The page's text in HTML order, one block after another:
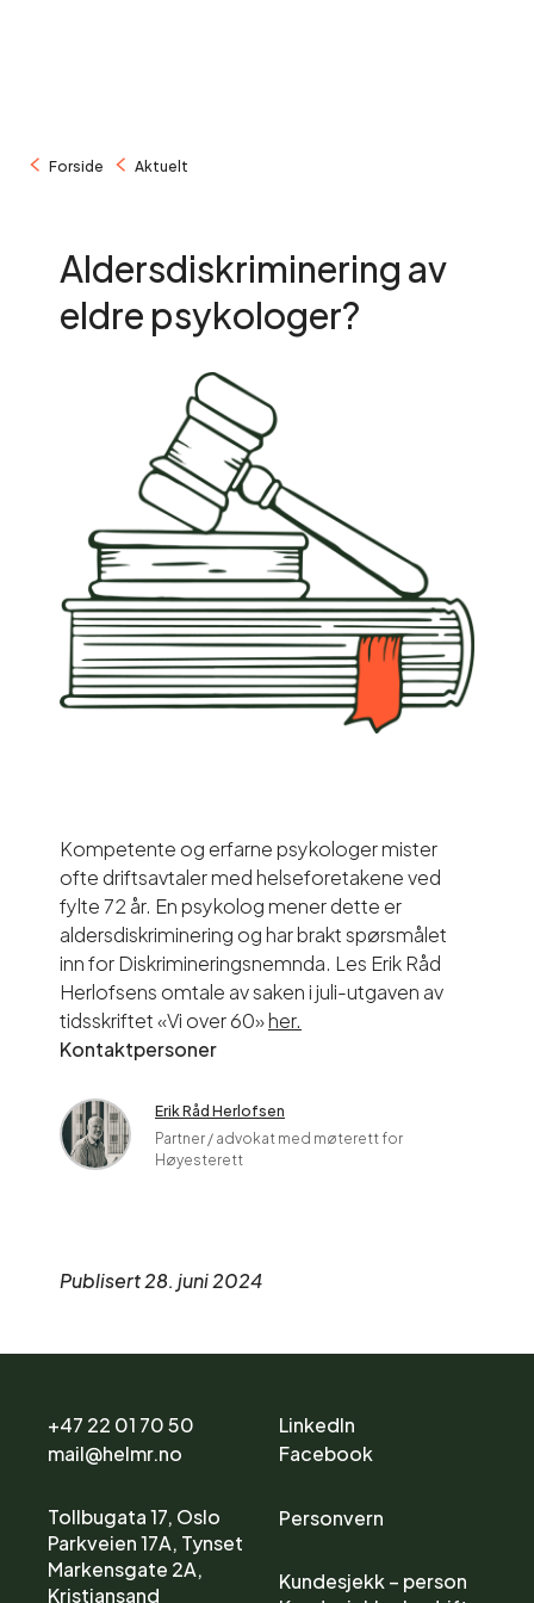
Forside Aktuelt
Aldersdiskriminering av
eldre psykologer?
Kompetente og erfarne psykologer mister
ofte driftsavtaler med helseforetakene ved
fylte 72 år. En psykolog mener dette er
aldersdiskriminering og har brakt spørsmålet
inn for Diskrimineringsnemnda. Les Erik Råd
Herlofsens omtale av saken i juli-utgaven av
tidsskriftet «Vi over 60»her.
Kontaktpersoner
Erik Råd Herlofsen
Partner / advokat med møterett for
Høyesterett
Publisert 28. juni 2024
+47 22 01 70 50
mail@helmr.no
Tollbugata 17, Oslo
Parkveien 17A, Tynset
Markensgate 2A,
Kristiansand
LinkedIn
Facebook
Personvern
Kundesjekk – person